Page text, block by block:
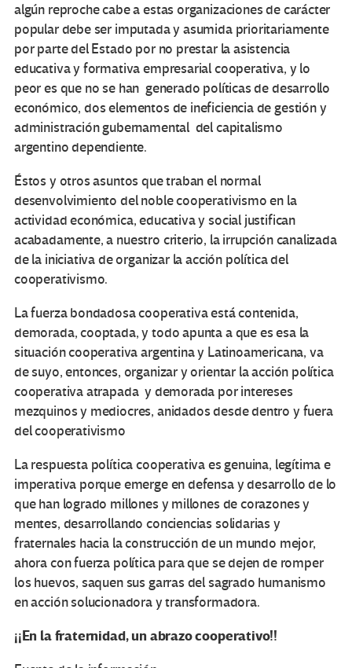
algún reproche cabe a estas organizaciones de carácter
popular debe ser imputada y asumida prioritariamente
por parte del Estado por no prestar la asistencia
educativa y formativa empresarial cooperativa, y lo
peor es que no se han generado políticas de desarrollo
económico, dos elementos de ineficiencia de gestión y
administración gubernamental del capitalismo
argentino dependiente.
Éstos y otros asuntos que traban el normal
desenvolvimiento del noble cooperativismo en la
actividad económica, educativa y social justifican
acabadamente, a nuestro criterio, la irrupción canalizada
de la iniciativa de organizar la acción política del
cooperativismo.
La fuerza bondadosa cooperativa está contenida,
demorada, cooptada, y todo apunta a que es esa la
situación cooperativa argentina y Latinoamericana, va
de suyo, entonces, organizar y orientar la acción política
cooperativa atrapada y demorada por intereses
mezquinos y mediocres, anidados desde dentro y fuera
del cooperativismo
La respuesta política cooperativa es genuina, legítima e
imperativa porque emerge en defensa y desarrollo de lo
que han logrado millones y millones de corazones y
mentes, desarrollando conciencias solidarias y
fraternales hacia la construcción de un mundo mejor,
ahora con fuerza política para que se dejen de romper
los huevos, saquen sus garras del sagrado humanismo
en acción solucionadora y transformadora.
¡¡En la fraternidad, un abrazo cooperativo!!